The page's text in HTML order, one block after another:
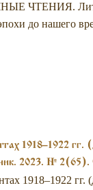
ЧТЕНИЯ.
до нашего
1918–1922
2023. № 2(65).
1918–1922